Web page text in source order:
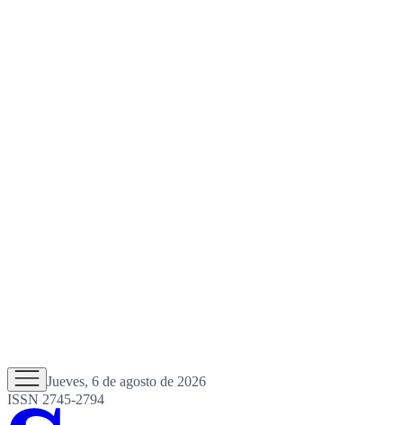
Jueves, 6 de agosto de 2026
ISSN 2745-2794